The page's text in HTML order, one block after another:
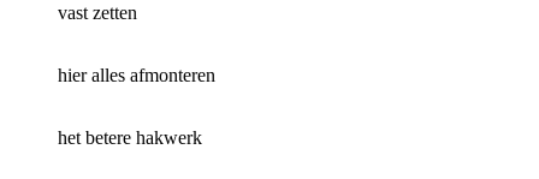
vast zetten
hier alles afmonteren
het betere hakwerk